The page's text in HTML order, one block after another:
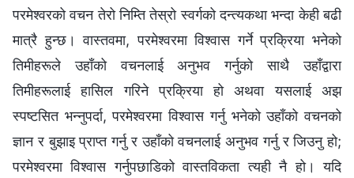
परमेश्‍वरको वचन तेरो निम्ति तेस्रो स्वर्गको दन्त्यकथा भन्दा केही बढी
मात्रै हुन्छ। वास्तवमा, परमेश्‍वरमा विश्‍वास गर्ने प्रक्रिया भनेको
तिमीहरूले उहाँको वचनलाई अनुभव गर्नुको साथै उहाँद्वारा
तिमीहरूलाई हासिल गरिने प्रक्रिया हो अथवा यसलाई अझ
स्पष्टसित भन्नुपर्दा, परमेश्‍वरमा विश्‍वास गर्नु भनेको उहाँको वचनको
ज्ञान र बुझाइ प्राप्त गर्नु र उहाँको वचनलाई अनुभव गर्नु र जिउनु हो;
परमेश्‍वरमा विश्‍वास गर्नुपछाडिको वास्तविकता त्यही नै हो। यदि